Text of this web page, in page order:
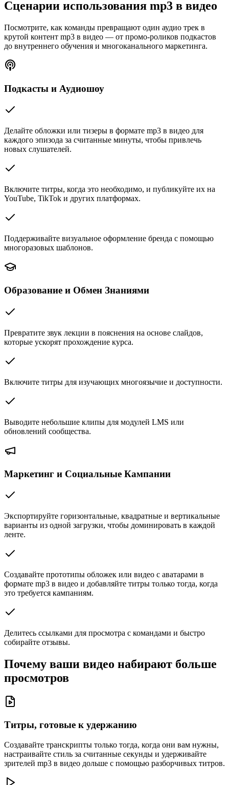
Сценарии использования mp3 в видео
Посмотрите, как команды превращают один аудио трек в
крутой контент mp3 в видео — от промо-роликов подкастов
до внутреннего обучения и многоканального маркетинга.
Подкасты и Аудиошоу
Делайте обложки или тизеры в формате mp3 в видео для
каждого эпизода за считанные минуты, чтобы привлечь
новых слушателей.
Включите титры, когда это необходимо, и публикуйте их на
YouTube, TikTok и других платформах.
Поддерживайте визуальное оформление бренда с помощью
многоразовых шаблонов.
Образование и Обмен Знаниями
Превратите звук лекции в пояснения на основе слайдов,
которые ускорят прохождение курса.
Включите титры для изучающих многоязычие и доступности.
Выводите небольшие клипы для модулей LMS или
обновлений сообщества.
Маркетинг и Социальные Кампании
Экспортируйте горизонтальные, квадратные и вертикальные
варианты из одной загрузки, чтобы доминировать в каждой
ленте.
Создавайте прототипы обложек или видео с аватарами в
формате mp3 в видео и добавляйте титры только тогда, когда
это требуется кампаниям.
Делитесь ссылками для просмотра с командами и быстро
собирайте отзывы.
Почему ваши видео набирают больше
просмотров
Титры, готовые к удержанию
Создавайте транскрипты только тогда, когда они вам нужны,
настраивайте стиль за считанные секунды и удерживайте
зрителей mp3 в видео дольше с помощью разборчивых титров.